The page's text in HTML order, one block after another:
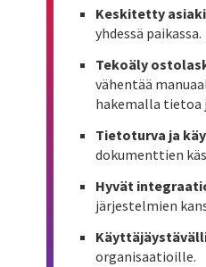
Keskitetty
yhdessä paikassa.
Tekoäly
vähentää
hakemalla tietoa
Tietoturva ja
dokumenttien
Hyvät
järjestelmien
organisaatioille.